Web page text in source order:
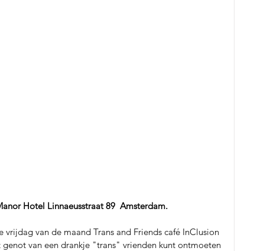
Hotel Linnaeusstraat 89  Amsterdam.
van de maand Trans and Friends café InClusion
van een drankje "trans" vrienden kunt ontmoeten